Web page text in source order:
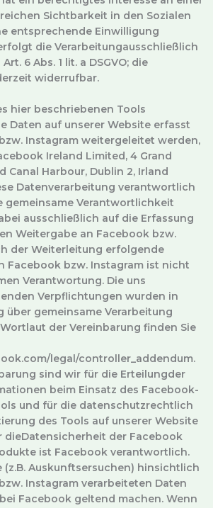
Sichtbarkeit in den Sozialen
entsprechende Einwilligung
die Verarbeitungausschließlich
6 Abs. 1 lit. a DSGVO; die
widerrufbar.
hier beschriebenen Tools
Daten auf unserer Website erfasst
Instagram weitergeleitet werden,
Ireland Limited, 4 Grand
Canal Harbour, Dublin 2, Irland
Datenverarbeitung verantwortlich
gemeinsame Verantwortlichkeit
ausschließlich auf die Erfassung
Weitergabe an Facebook bzw.
der Weiterleitung erfolgende
Facebook bzw. Instagram ist nicht
Verantwortung. Die uns
Verpflichtungen wurden in
über gemeinsame Verarbeitung
der Vereinbarung finden Sie
legal/controller_addendum.
sind wir für die Erteilungder
beim Einsatz des Facebook-
und für die datenschutzrechtlich
des Tools auf unserer Website
dieDatensicherheit der Facebook
ist Facebook verantwortlich.
Auskunftsersuchen) hinsichtlich
Instagram verarbeiteten Daten
Facebook geltend machen. Wenn